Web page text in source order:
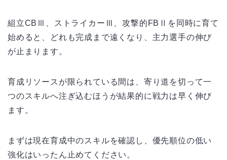
組立CBⅢ、ストライカーⅢ、攻撃的FBⅡを同時に育て
始めると、どれも完成まで遠くなり、主力選手の伸び
が止まります。
育成リソースが限られている間は、寄り道を切って一
つのスキルへ注ぎ込むほうが結果的に戦力は早く伸び
ます。
まずは現在育成中のスキルを確認し、優先順位の低い
強化はいったん止めてください。